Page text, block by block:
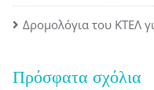
Δρομολόγια του ΚΤΕΛ
Πρόσφατα σχόλια